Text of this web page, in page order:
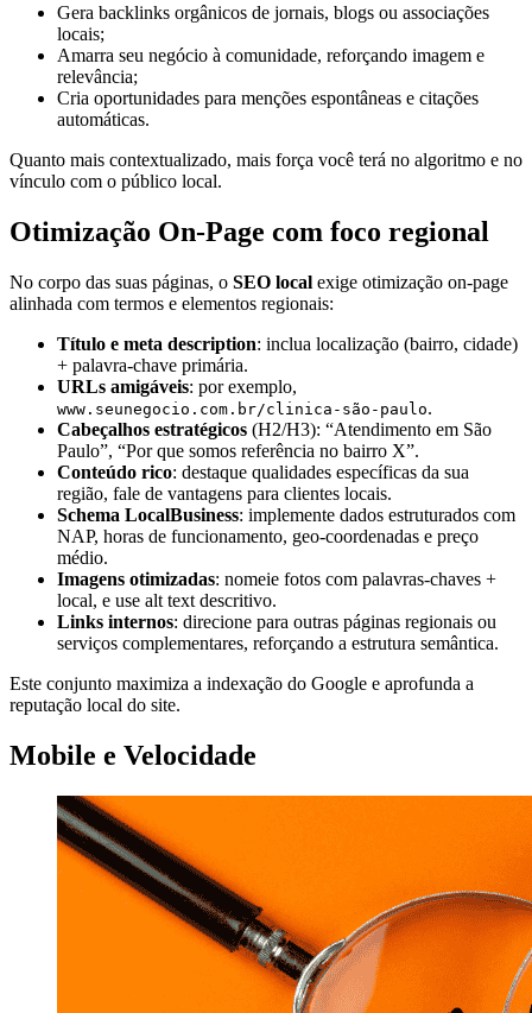
Gera backlinks orgânicos de jornais, blogs ou associações
locais;
Amarra seu negócio à comunidade, reforçando imagem e
relevância;
Cria oportunidades para menções espontâneas e citações
automáticas.
Quanto mais contextualizado, mais força você terá no algoritmo e no
vínculo com o público local.
Otimização On‑Page com foco regional
No corpo das suas páginas, o SEO local exige otimização on‑page
alinhada com termos e elementos regionais:
Título e meta description: inclua localização (bairro, cidade)
+ palavra-chave primária.
URLs amigáveis: por exemplo,
www.seunegocio.com.br/clinica-são-paulo.
Cabeçalhos estratégicos (H2/H3): “Atendimento em São
Paulo”, “Por que somos referência no bairro X”.
Conteúdo rico: destaque qualidades específicas da sua
região, fale de vantagens para clientes locais.
Schema LocalBusiness: implemente dados estruturados com
NAP, horas de funcionamento, geo-coordenadas e preço
médio.
Imagens otimizadas: nomeie fotos com palavras-chaves +
local, e use alt text descritivo.
Links internos: direcione para outras páginas regionais ou
serviços complementares, reforçando a estrutura semântica.
Este conjunto maximiza a indexação do Google e aprofunda a
reputação local do site.
Mobile e Velocidade